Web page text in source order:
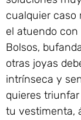
cualquier caso
el atuendo con
Bolsos,
otras joyas
intrínseca y
quieres
tu vestimenta,